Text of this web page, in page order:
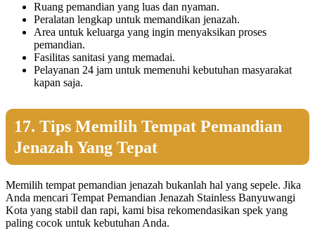
Ruang pemandian yang luas dan nyaman.
Peralatan lengkap untuk memandikan jenazah.
Area untuk keluarga yang ingin menyaksikan proses
pemandian.
Fasilitas sanitasi yang memadai.
Pelayanan 24 jam untuk memenuhi kebutuhan masyarakat
kapan saja.
17. Tips Memilih Tempat Pemandian
Jenazah Yang Tepat
Memilih tempat pemandian jenazah bukanlah hal yang sepele. Jika
Anda mencari Tempat Pemandian Jenazah Stainless Banyuwangi
Kota yang stabil dan rapi, kami bisa rekomendasikan spek yang
paling cocok untuk kebutuhan Anda.